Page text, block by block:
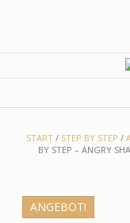
START/ STEP BY STEP /
BY STEP – ANGRY
ANGEBOT!